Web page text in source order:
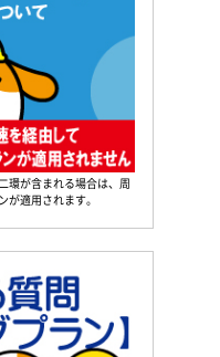
環が含まれる場合は、周
が適用されます。